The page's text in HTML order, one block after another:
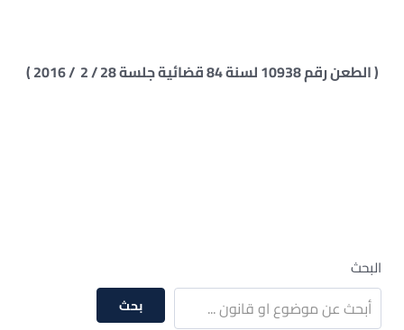
( الطعن رقم 10938 لسنة 84 قضائية جلسة 28 / 2 / 2016 )
البحث
بحث